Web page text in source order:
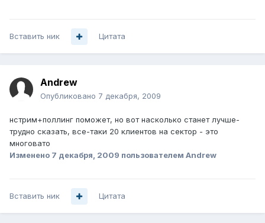
Вставить ник Цитата
Andrеw
Опубликовано 7 декабря, 2009
нстрим+поллинг поможет, но вот насколько станет лучше-
трудно сказать, все-таки 20 клиентов на сектор - это
многовато
Изменено 7 декабря, 2009 пользователем Andrеw
Вставить ник Цитата